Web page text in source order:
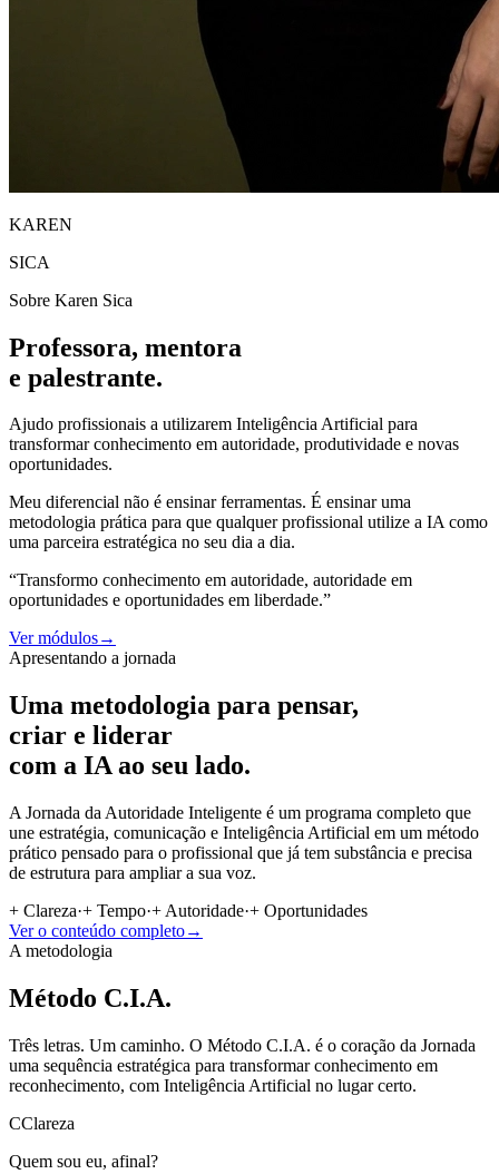
KAREN
SICA
Sobre Karen Sica
Professora, mentora
e palestrante.
Ajudo profissionais a utilizarem Inteligência Artificial para
transformar conhecimento em autoridade, produtividade e novas
oportunidades.
Meu diferencial não é ensinar ferramentas. É ensinar uma
metodologia prática para que qualquer profissional utilize a IA como
uma parceira estratégica no seu dia a dia.
“Transformo conhecimento em autoridade, autoridade em
oportunidades e oportunidades em liberdade.”
Ver módulos→
Apresentando a jornada
Uma metodologia para pensar,
criar e liderar
com a IA ao seu lado.
A Jornada da Autoridade Inteligente é um programa completo que
une estratégia, comunicação e Inteligência Artificial em um método
prático pensado para o profissional que já tem substância e precisa
de estrutura para ampliar a sua voz.
+ Clareza·+ Tempo·+ Autoridade·+ Oportunidades
Ver o conteúdo completo→
A metodologia
Método C.I.A.
Três letras. Um caminho. O Método C.I.A. é o coração da Jornada
uma sequência estratégica para transformar conhecimento em
reconhecimento, com Inteligência Artificial no lugar certo.
CClareza
Quem sou eu, afinal?